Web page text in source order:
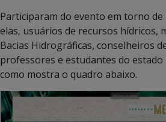
Participaram do evento em torno de
elas, usuários de recursos hídricos,
Bacias Hidrográficas, conselheiros
professores e estudantes do
como mostra o quadro abaixo.